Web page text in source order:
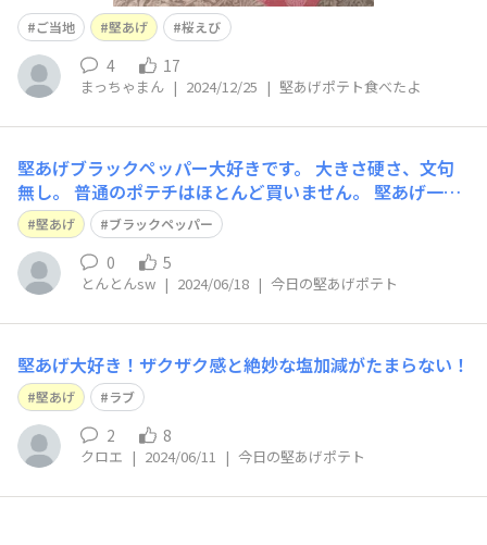
ご当地 堅あげ 桜えび
4 17
まっちゃまん | 2024/12/25 | 堅あげポテト食べたよ
堅あげブラックペッパー大好きです。 大きさ硬さ、文句
無し。 普通のポテチはほとんど買いません。 堅あげ一
筋。けど。たまに、じゃがりこ。
堅あげ ブラックペッパー
0 5
とんとんsw | 2024/06/18 | 今日の堅あげポテト
堅あげ大好き！ザクザク感と絶妙な塩加減がたまらない！
堅あげ ラブ
2 8
クロエ | 2024/06/11 | 今日の堅あげポテト